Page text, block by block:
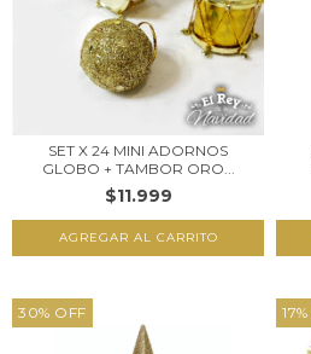
SET X 24 MINI ADORNOS
GLOBO + TAMBOR ORO...
$11.999
30% OFF 17%